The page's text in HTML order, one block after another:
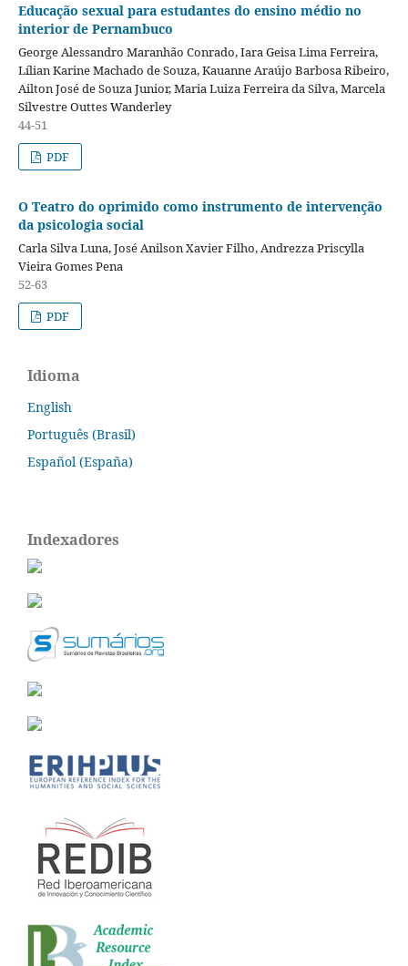
Educação sexual para estudantes do ensino médio no
interior de Pernambuco
George Alessandro Maranhão Conrado, Iara Geisa Lima Ferreira,
Lílian Karine Machado de Souza, Kauanne Araújo Barbosa Ribeiro,
Ailton José de Souza Junior, Maria Luiza Ferreira da Silva, Marcela
Silvestre Outtes Wanderley
44-51
PDF
O Teatro do oprimido como instrumento de intervenção
da psicologia social
Carla Silva Luna, José Anilson Xavier Filho, Andrezza Priscylla
Vieira Gomes Pena
52-63
PDF
Idioma
English
Português (Brasil)
Español (España)
Indexadores